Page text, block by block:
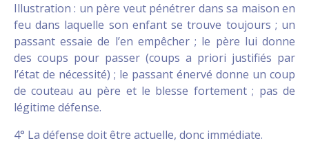
Illustration : un père veut pénétrer dans sa maison en
feu dans laquelle son enfant se trouve toujours ; un
passant essaie de l’en empêcher ; le père lui donne
des coups pour passer (coups a priori justifiés par
l’état de nécessité) ; le passant énervé donne un coup
de couteau au père et le blesse fortement ; pas de
légitime défense.
4° La défense doit être actuelle, donc immédiate.